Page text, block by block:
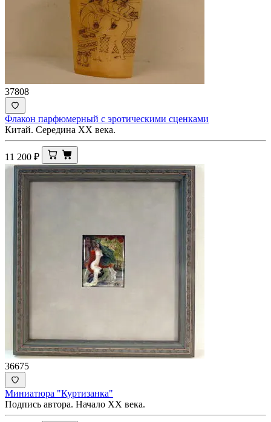
37808
Флакон парфюмерный с эротическими сценками
Китай. Середина ХХ века.
11 200 ₽
36675
Миниатюра "Куртизанка"
Подпись автора. Начало ХХ века.